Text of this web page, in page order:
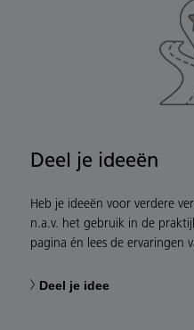
Deel je ideeën
Heb je ideeën voor verdere
n.a.v. het gebruik in de
pagina én lees de ervaringen
Deel je idee